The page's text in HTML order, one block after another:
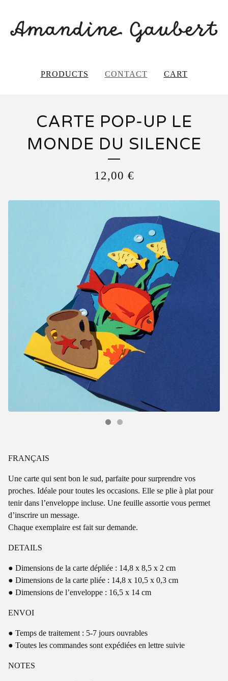
PRODUCTS CONTACT CART
CARTE POP-UP LE
MONDE DU SILENCE
12,00 €
FRANÇAIS
Une carte qui sent bon le sud, parfaite pour surprendre vos
proches. Idéale pour toutes les occasions. Elle se plie à plat pour
tenir dans l’enveloppe incluse. Une feuille assortie vous permet
d’inscrire un message.
Chaque exemplaire est fait sur demande.
DETAILS
● Dimensions de la carte dépliée : 14,8 x 8,5 x 2 cm
● Dimensions de la carte pliée : 14,8 x 10,5 x 0,3 cm
● Dimensions de l’enveloppe : 16,5 x 14 cm
ENVOI
● Temps de traitement : 5-7 jours ouvrables
● Toutes les commandes sont expédiées en lettre suivie
NOTES